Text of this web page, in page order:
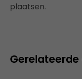
plaatsen.